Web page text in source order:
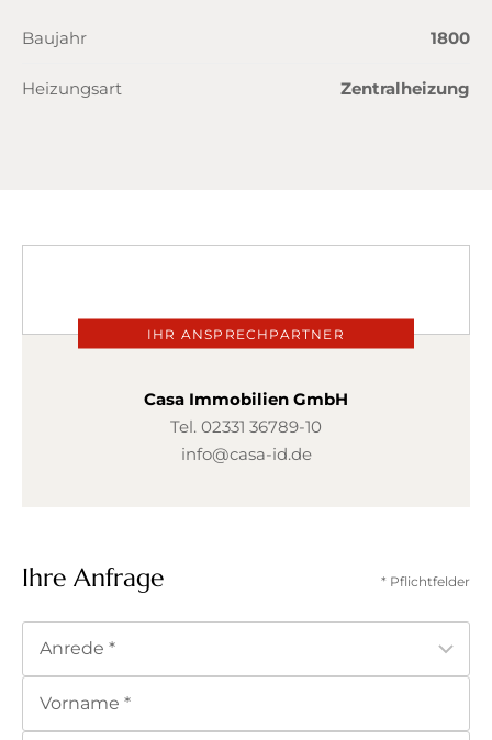
Baujahr 1800
Heizungsart Zentralheizung
Ihre Anfrage * Pflichtfelder
IHR ANSPRECHPARTNER
Casa Immobilien GmbH
Tel. 02331 36789-10
info@casa-id.de